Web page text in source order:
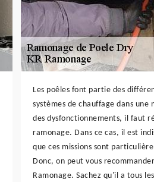
Les poêles font partie des
systèmes de chauffage dans une
des dysfonctionnements, il faut
ramonage. Dans ce cas, il est
que ces missions sont
Donc, on peut vous
Ramonage. Sachez qu'il a tous